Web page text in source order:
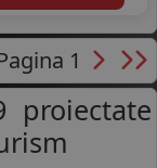
1
proiectate